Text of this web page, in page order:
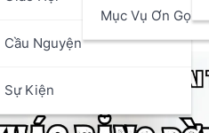
Cầu Nguyện
Sự Kiện
Mục Vụ Ơn Gọi